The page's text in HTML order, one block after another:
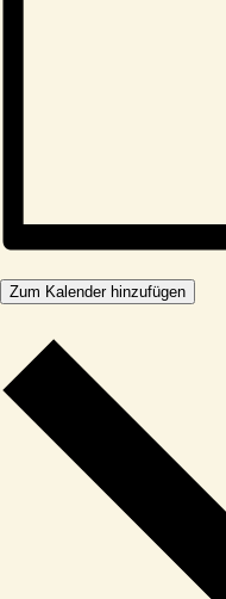
Zum Kalender hinzufügen